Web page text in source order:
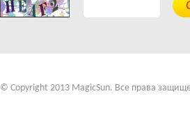
© Copyright 2013 MagicSun. Все права